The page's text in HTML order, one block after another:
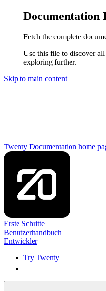
Documentation
Fetch the complete
Use this file to discover
exploring further.
Skip to main content
Twenty Documentation home
Erste Schritte
Benutzerhandbuch
Entwickler
Try Twenty